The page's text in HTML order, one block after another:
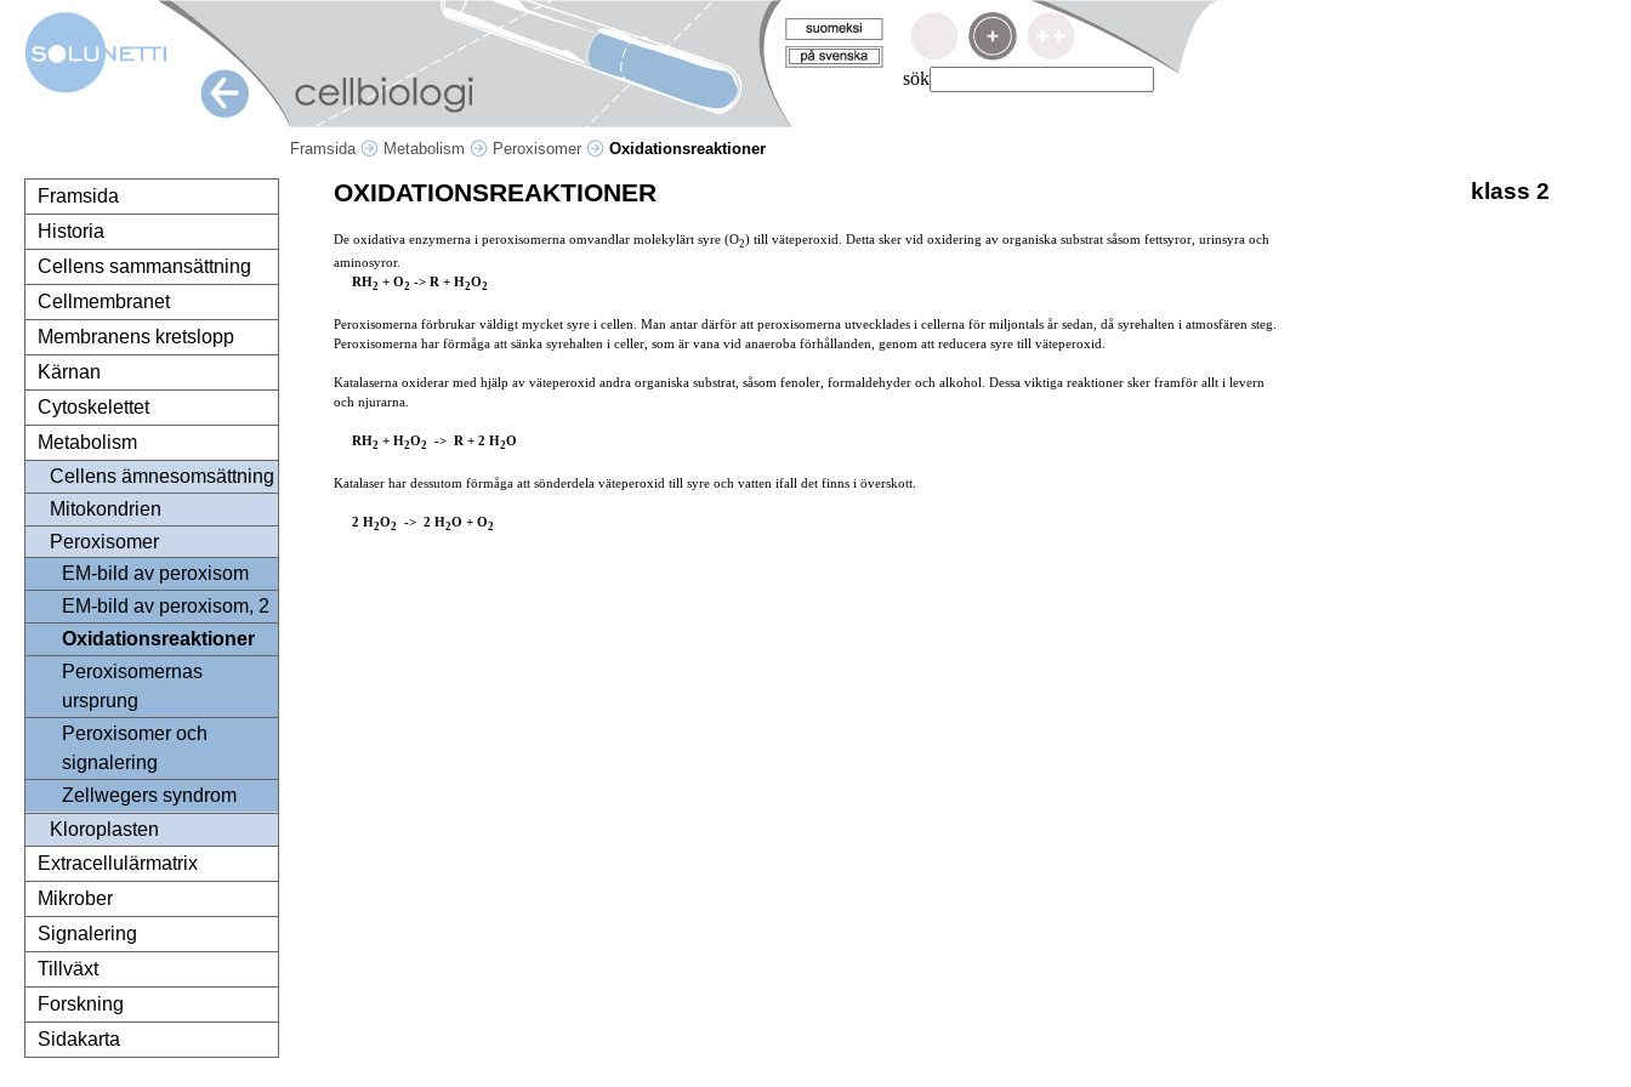
sök
Framsida Metabolism Peroxisomer Oxidationsreaktioner
Framsida
Historia
Cellens sammansättning
Cellmembranet
Membranens kretslopp
Kärnan
Cytoskelettet
Metabolism
Cellens ämnesomsättning
Mitokondrien
Peroxisomer
EM-bild av peroxisom
EM-bild av peroxisom, 2
Oxidationsreaktioner
Peroxisomernas
ursprung
Peroxisomer och
signalering
Zellwegers syndrom
Kloroplasten
Extracellulärmatrix
Mikrober
Signalering
Tillväxt
Forskning
Sidakarta
klass 2
OXIDATIONSREAKTIONER
De oxidativa enzymerna i peroxisomerna omvandlar molekylärt syre (O2) till väteperoxid. Detta sker vid oxidering av organiska substrat såsom fettsyror, urinsyra och
aminosyror.
RH2 + O2 -> R + H2O2
Peroxisomerna förbrukar väldigt mycket syre i cellen. Man antar därför att peroxisomerna utvecklades i cellerna för miljontals år sedan, då syrehalten i atmosfären steg.
Peroxisomerna har förmåga att sänka syrehalten i celler, som är vana vid anaeroba förhållanden, genom att reducera syre till väteperoxid.
Katalaserna oxiderar med hjälp av väteperoxid andra organiska substrat, såsom fenoler, formaldehyder och alkohol. Dessa viktiga reaktioner sker framför allt i levern
och njurarna.
RH2 + H2O2 -> R + 2 H2O
Katalaser har dessutom förmåga att sönderdela väteperoxid till syre och vatten ifall det finns i överskott.
2 H2O2 -> 2 H2O + O2